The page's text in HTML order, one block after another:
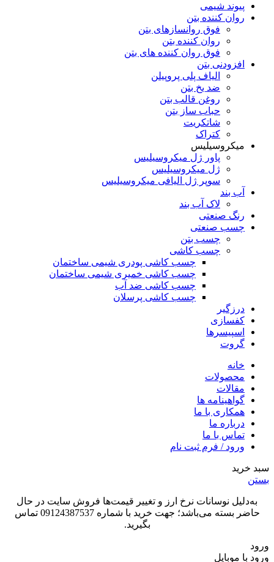
پیوند شیمی
روان کننده بتن
فوق روانسازهای بتن
روان کننده بتن
فوق روان کننده های بتن
افزودنی بتن
الیاف پلی پروپیلن
ضد یخ بتن
روغن قالب بتن
حباب ساز بتن
شاتکریت
کتراک
میکروسیلیس
پاور ژل میکروسیلیس
ژل میکروسیلیس
سوپر ژل الیافی میکروسیلیس
آب بند
لاک آب بند
رنگ صنعتی
چسب صنعتی
چسب بتن
چسب کاشی
چسب کاشی پودری شیمی ساختمان
چسب کاشی خمیری شیمی ساختمان
چسب کاشی ضد آب
چسب کاشی پرسلان
درزگیر
کفسازی
اسپیسرها
گروت
خانه
محصولات
مقالات
گواهینامه ها
همکاری با ما
درباره ما
تماس با ما
ورود / فرم ثبت نام
سبد خرید
بستن
به‌دلیل نوسانات نرخ ارز و تغییر قیمت‌ها فروش سایت در حال
حاضر بسته می‌باشد؛ جهت خرید با شماره 09124387537 تماس
بگیرید.
ورود
ورود با موبایل